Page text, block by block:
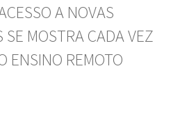
A NOVAS
SE MOSTRA CADA VEZ
ENSINO REMOTO